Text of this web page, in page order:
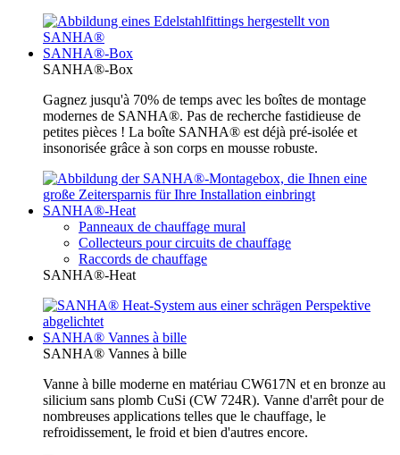
SANHA®-Box
SANHA®-Box
Gagnez jusqu'à 70% de temps avec les boîtes de montage
modernes de SANHA®. Pas de recherche fastidieuse de
petites pièces ! La boîte SANHA® est déjà pré-isolée et
insonorisée grâce à son corps en mousse robuste.
SANHA®-Heat
Panneaux de chauffage mural
Collecteurs pour circuits de chauffage
Raccords de chauffage
SANHA®-Heat
SANHA® Vannes à bille
SANHA® Vannes à bille
Vanne à bille moderne en matériau CW617N et en bronze au
silicium sans plomb CuSi (CW 724R). Vanne d'arrêt pour de
nombreuses applications telles que le chauffage, le
refroidissement, le froid et bien d'autres encore.